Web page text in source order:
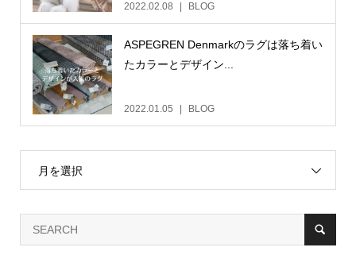
2022.02.08 BLOG
ASPEGREN Denmarkのラグは落ち着い
たカラーとデザイン...
2022.01.05 BLOG
月を選択